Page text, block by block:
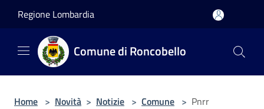
Regione Lombardia
Comune di Roncobello
Home > Novità > Notizie > Comune > Pnrr